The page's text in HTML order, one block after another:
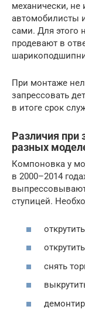
механически, не
автомобилисты
сами. Для этого
продевают в
При монтаже
запрессовать
в итоге срок
Различия при
разных
Компоновка у
в 2000–2014
ступицей.
снять